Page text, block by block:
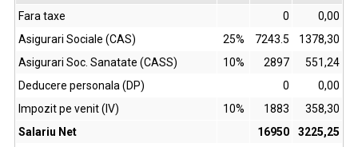
Fara taxe
0
0,00
Asigurari Sociale (CAS)
25% 7243.5
1378,30
Asigurari Soc. Sanatate (CASS)
10% 2897
551,24
Deducere personala (DP)
0
0,00
Impozit pe venit (IV)
10% 1883
358,30
Salariu Net
16950 3225,25